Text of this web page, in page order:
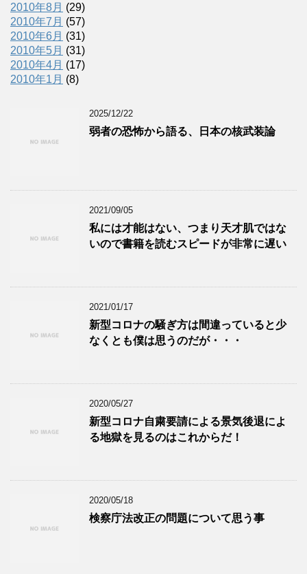
2010年8月 (29)
2010年7月 (57)
2010年6月 (31)
2010年5月 (31)
2010年4月 (17)
2010年1月 (8)
2025/12/22
弱者の恐怖から語る、日本の核武装論
2021/09/05
私には才能はない、つまり天才肌ではな
いので書籍を読むスピードが非常に遅い
2021/01/17
新型コロナの騒ぎ方は間違っていると少
なくとも僕は思うのだが・・・
2020/05/27
新型コロナ自粛要請による景気後退によ
る地獄を見るのはこれからだ！
2020/05/18
検察庁法改正の問題について思う事